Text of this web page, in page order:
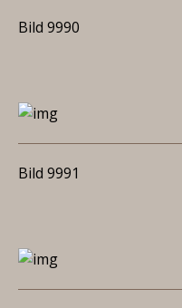
Bild 9990
Bild 9991